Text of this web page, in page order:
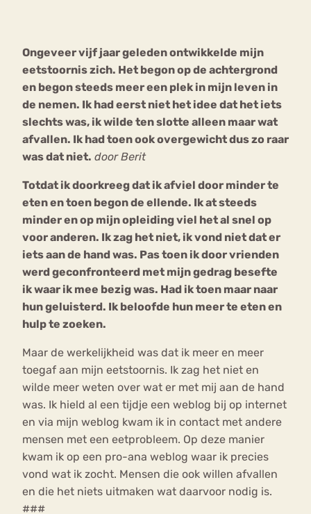
Ongeveer vijf jaar geleden ontwikkelde mijn
eetstoornis zich. Het begon op de achtergrond
en begon steeds meer een plek in mijn leven in
de nemen. Ik had eerst niet het idee dat het iets
slechts was, ik wilde ten slotte alleen maar wat
afvallen. Ik had toen ook overgewicht dus zo raar
was dat niet. door Berit
Totdat ik doorkreeg dat ik afviel door minder te
eten en toen begon de ellende. Ik at steeds
minder en op mijn opleiding viel het al snel op
voor anderen. Ik zag het niet, ik vond niet dat er
iets aan de hand was. Pas toen ik door vrienden
werd geconfronteerd met mijn gedrag besefte
ik waar ik mee bezig was. Had ik toen maar naar
hun geluisterd. Ik beloofde hun meer te eten en
hulp te zoeken.
Maar de werkelijkheid was dat ik meer en meer
toegaf aan mijn eetstoornis. Ik zag het niet en
wilde meer weten over wat er met mij aan de hand
was. Ik hield al een tijdje een weblog bij op internet
en via mijn weblog kwam ik in contact met andere
mensen met een eetprobleem. Op deze manier
kwam ik op een pro-ana weblog waar ik precies
vond wat ik zocht. Mensen die ook willen afvallen
en die het niets uitmaken wat daarvoor nodig is.
###
Chat
Forum
mia
Nerv
osa
Eetstoornis Anorexia Nervosa
Eetbuien Piekeren Sport
Trauma
Orthorexia
Afvallen Angst